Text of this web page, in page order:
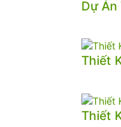
Dự Án
Thiết
Thiết